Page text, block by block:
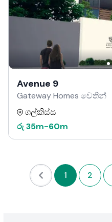
Avenue 9
Gateway Homes වෙතින්
ගල්කිස්ස
රු 35m-60m
1 2